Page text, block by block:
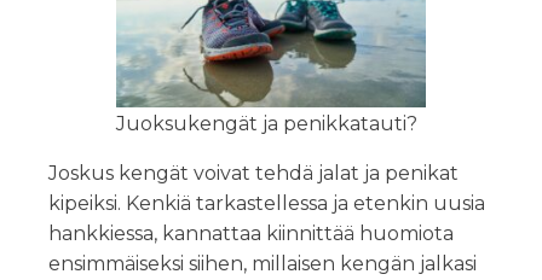
Juoksukengät ja penikkatauti?
Joskus kengät voivat tehdä jalat ja penikat
kipeiksi. Kenkiä tarkastellessa ja etenkin uusia
hankkiessa, kannattaa kiinnittää huomiota
ensimmäiseksi siihen, millaisen kengän jalkasi